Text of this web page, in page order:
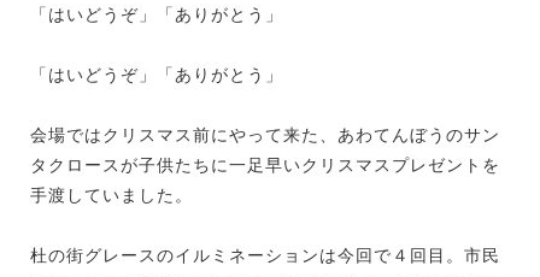
「はいどうぞ」「ありがとう」
「はいどうぞ」「ありがとう」
会場ではクリスマス前にやって来た、あわてんぼうのサン
タクロースが子供たちに一足早いクリスマスプレゼントを
手渡していました。
杜の街グレースのイルミネーションは今回で４回目。市民